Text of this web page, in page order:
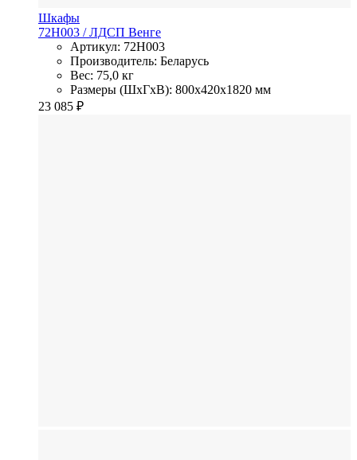
Шкафы
72H003 / ЛДСП Венге
Артикул: 72H003
Производитель: Беларусь
Вес: 75,0 кг
Размеры (ШхГхВ): 800x420x1820 мм
23 085 ₽